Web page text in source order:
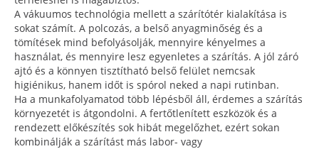
A vákuumos technológia mellett a szárítótér kialakítása is
sokat számít. A polcozás, a belső anyagminőség és a
tömítések mind befolyásolják, mennyire kényelmes a
használat, és mennyire lesz egyenletes a szárítás. A jól záró
ajtó és a könnyen tisztítható belső felület nemcsak
higiénikus, hanem időt is spórol neked a napi rutinban.
Ha a munkafolyamatod több lépésből áll, érdemes a szárítás
környezetét is átgondolni. A fertőtlenített eszközök és a
rendezett előkészítés sok hibát megelőzhet, ezért sokan
kombinálják a szárítást más labor- vagy